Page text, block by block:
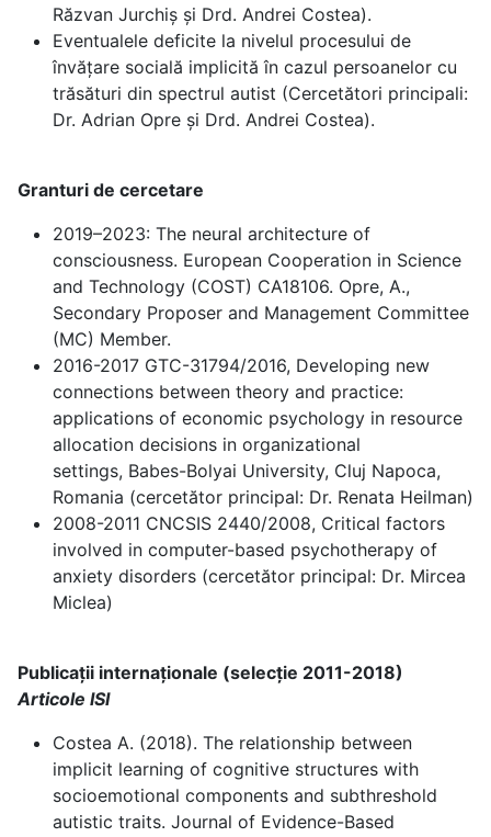
Răzvan Jurchiș și Drd. Andrei Costea).
Eventualele deficite la nivelul procesului de
învățare socială implicită în cazul persoanelor cu
trăsături din spectrul autist (Cercetători principali:
Dr. Adrian Opre și Drd. Andrei Costea).
Granturi de cercetare
2019–2023: The neural architecture of
consciousness. European Cooperation in Science
and Technology (COST) CA18106. Opre, A.,
Secondary Proposer and Management Committee
(MC) Member.
2016-2017 GTC-31794/2016, Developing new
connections between theory and practice:
applications of economic psychology in resource
allocation decisions in organizational
settings, Babes-Bolyai University, Cluj Napoca,
Romania (cercetător principal: Dr. Renata Heilman)
2008-2011 CNCSIS 2440/2008, Critical factors
involved in computer-based psychotherapy of
anxiety disorders (cercetător principal: Dr. Mircea
Miclea)
Publicații internaționale (selecție 2011-2018)
Articole ISI
Costea A. (2018). The relationship between
implicit learning of cognitive structures with
socioemotional components and subthreshold
autistic traits. Journal of Evidence-Based